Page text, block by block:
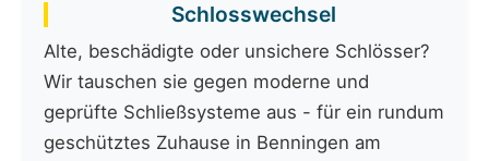
Schlosswechsel
Alte, beschädigte oder unsichere Schlösser?
Wir tauschen sie gegen moderne und
geprüfte Schließsysteme aus - für ein rundum
geschütztes Zuhause in Benningen am